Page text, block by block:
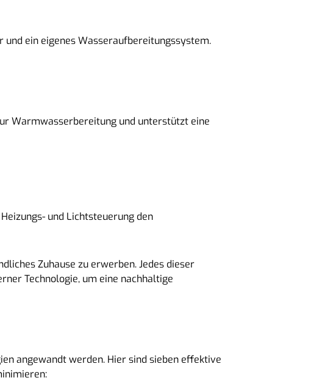
ein eigenes Wasseraufbereitungssystem.
Warmwasserbereitung und unterstützt eine
und Lichtsteuerung den
Zuhause zu erwerben. Jedes dieser
Technologie, um eine nachhaltige
angewandt werden. Hier sind sieben effektive